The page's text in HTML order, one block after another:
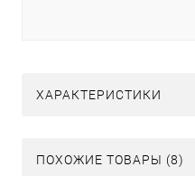
ХАРАКТЕРИСТИКИ
ПОХОЖИЕ ТОВАРЫ (8)